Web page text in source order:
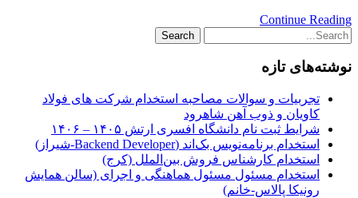
Continue Reading
نوشته‌های تازه
تجربیات و سوالات مصاحبه استخدام شرکت های فولاد
کاویان و ذوب آهن شاهرود
شرایط ثبت نام دانشگاه افسری ارتش ۱۴۰۵ – ۱۴۰۶
استخدام برنامه‌نویس بک‌اند (Backend Developer-شیراز)
استخدام کارشناس فروش بین‌الملل (کرج)
استخدام مسئول مسئول هماهنگی و اجرای (سالن همایش
رونیکا پالاس-خانم)